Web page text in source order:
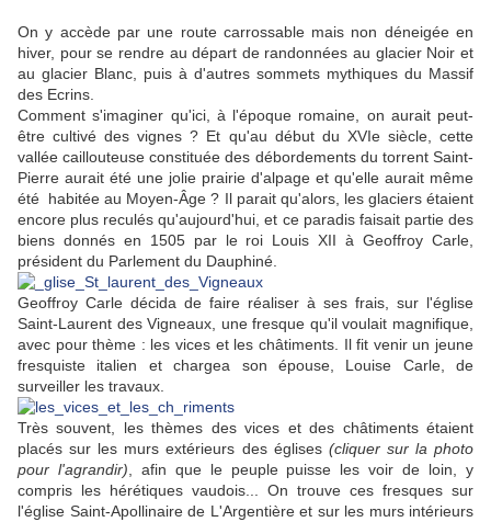
On y accède par une route carrossable mais non déneigée en
hiver, pour se rendre au départ de randonnées au glacier Noir et
au glacier Blanc, puis à d'autres sommets mythiques du Massif
des Ecrins.
Comment s'imaginer qu'ici, à l'époque romaine, on aurait peut-
être cultivé des vignes ? Et qu'au début du XVIe siècle, cette
vallée caillouteuse constituée des débordements du torrent Saint-
Pierre aurait été une jolie prairie d'alpage et qu'elle aurait même
été habitée au Moyen-Âge ? Il parait qu'alors, les glaciers étaient
encore plus reculés qu'aujourd'hui, et ce paradis faisait partie des
biens donnés en 1505 par le roi Louis XII à Geoffroy Carle,
président du Parlement du Dauphiné.
Geoffroy Carle décida de faire réaliser à ses frais, sur l'église
Saint-Laurent des Vigneaux, une fresque qu'il voulait magnifique,
avec pour thème : les vices et les châtiments. Il fit venir un jeune
fresquiste italien et chargea son épouse, Louise Carle, de
surveiller les travaux.
Très souvent, les thèmes des vices et des châtiments étaient
placés sur les murs extérieurs des églises (cliquer sur la photo
pour l'agrandir) , afin que le peuple puisse les voir de loin, y
compris les hérétiques vaudois... On trouve ces fresques sur
l'église Saint-Apollinaire de L'Argentière et sur les murs intérieurs